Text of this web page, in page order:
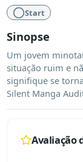
Start
Sinopse
Um jovem
situação ruim e
signifique se
Silent Manga
Avaliação